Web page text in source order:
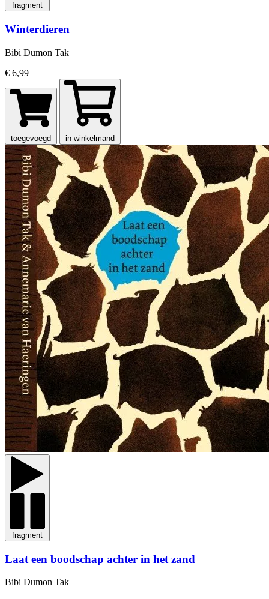
fragment
Winterdieren
Bibi Dumon Tak
€ 6,99
toegevoegd in winkelmand
fragment
Laat een boodschap achter in het zand
Bibi Dumon Tak